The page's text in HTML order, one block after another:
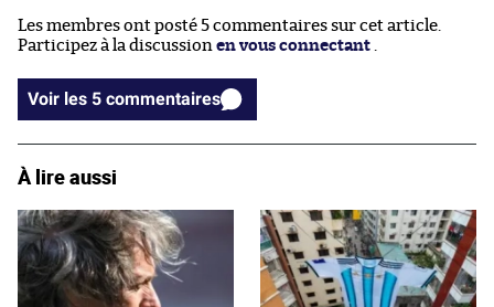
Les membres ont posté 5 commentaires sur cet article.
Participez à la discussion en vous connectant .
Voir les 5 commentaires
À lire aussi